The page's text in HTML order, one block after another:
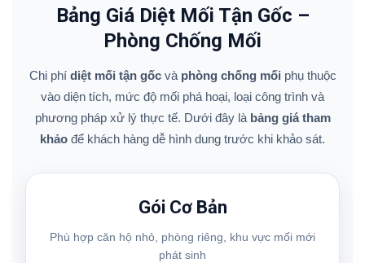
Bảng Giá Diệt Mối Tận Gốc –
Phòng Chống Mối
Chi phí diệt mối tận gốcvà phòng chống mối phụ thuộc
vào diện tích, mức độ mối phá hoại, loại công trình và
phương pháp xử lý thực tế. Dưới đây là bảng giá tham
khảo để khách hàng dễ hình dung trước khi khảo sát.
Gói Cơ Bản
Phù hợp căn hộ nhỏ, phòng riêng, khu vực mối mới
phát sinh